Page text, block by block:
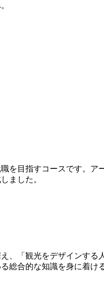
を目指すコースです。
ました。
「観光をデザインする
総合的な知識を身に着け